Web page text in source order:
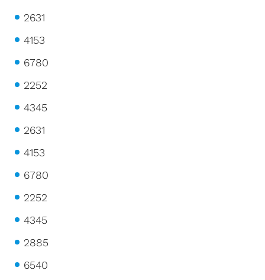
2631
4153
6780
2252
4345
2631
4153
6780
2252
4345
2885
6540